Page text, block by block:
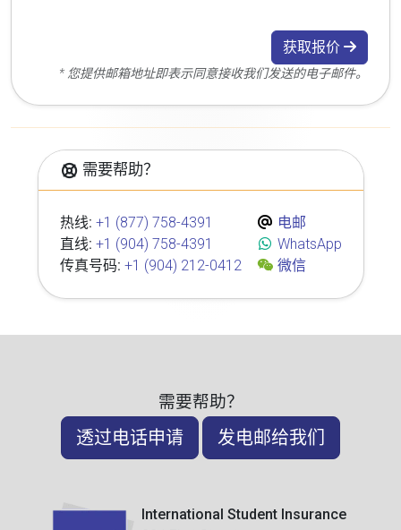
获取报价
* 您提供邮箱地址即表示同意接收我们发送的电子邮件。
需要帮助？
热线: +1 (877) 758-4391
直线: +1 (904) 758-4391
传真号码: +1 (904) 212-0412
电邮
WhatsApp
微信
需要帮助？
透过电话申请 发电邮给我们
International Student Insurance